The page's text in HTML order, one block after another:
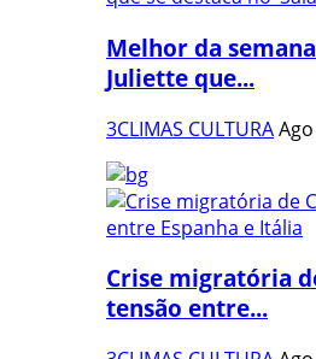
Melhor da
Juliette que...
3CLIMAS CULTURA
Crise migratória
tensão entre...